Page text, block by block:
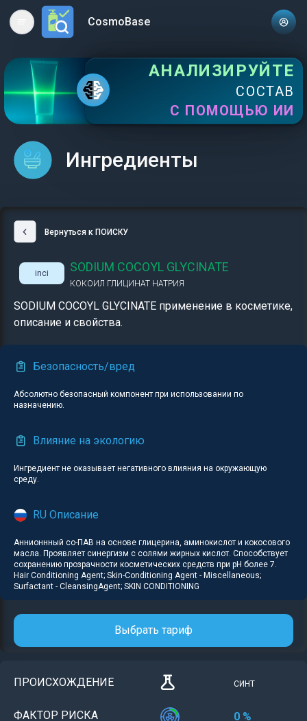
Open main menuCosmoBase
АНАЛИЗИРУЙТЕ
СОСТАВ
С ПОМОЩЬЮ ИИ
Ингредиенты
Вернуться к ПОИСКУ
inci SODIUM COCOYL GLYCINATE
КОКОИЛ ГЛИЦИНАТ НАТРИЯ
SODIUM COCOYL GLYCINATE применение в косметике,
описание и свойства.
Безопасность/вред
Абсолютно безопасный компонент при использовании по
назначению.
Влияние на экологию
Ингредиент не оказывает негативного влияния на окружающую
среду.
RU Описание
Аннионнный со-ПАВ на основе глицерина, аминокислот и кокосового
масла. Проявляет синергизм с солями жирных кислот. Способствует
сохранению прозрачности косметических средств при рН более 7.
Hair Conditioning Agent; Skin-Conditioning Agent - Miscellaneous;
Surfactant - CleansingAgent; SKIN CONDITIONING
Выбрать тариф
ПРОИСХОЖДЕНИЕ СИНТ
ФАКТОР РИСКА 0 %